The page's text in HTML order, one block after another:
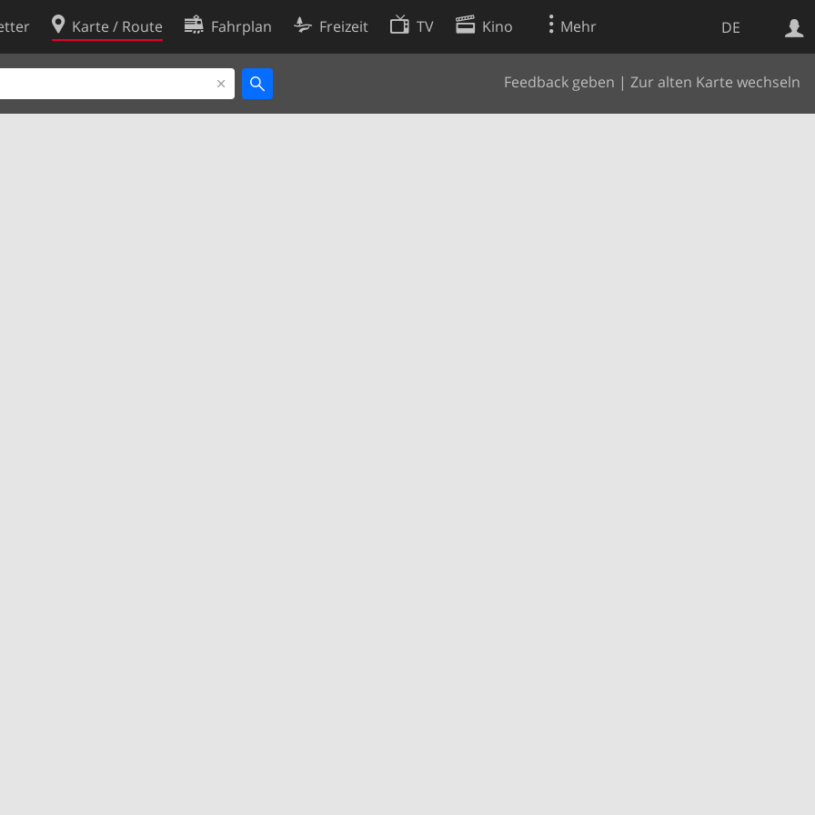
DE
Karte / Route Fahrplan Freizeit TV Kino Mehr
Feedback geben | Zur alten Karte wechseln
Websuche
Cookie-Richtlinie
Cookie-Einstellungen